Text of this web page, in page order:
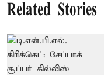
Related Stories